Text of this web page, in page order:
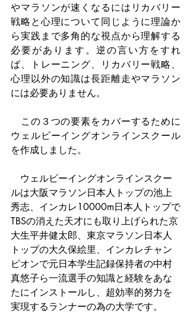
やマラソンが速くなるにはリカバリー
戦略と心理について同じように理論か
ら実践まで多角的な視点から理解する
必要があります。逆の言い方をすれ
ば、トレーニング、リカバリー戦略、
心理以外の知識は長距離走やマラソン
には必要ありません。
この３つの要素をカバーするために
ウェルビーイングオンラインスクール
を作成しました。
ウェルビーイングオンラインスクー
ルは大阪マラソン日本人トップの池上
秀志、インカレ10000m日本人トップで
TBSの消えた天才にも取り上げられた京
大生平井健太郎、東京マラソン日本人
トップの大久保絵里、インカレチャン
ピオンで元日本学生記録保持者の中村
真悠子ら一流選手の知識と経験をあな
たにインストールし、超効率的努力を
実現するランナーの為の大学です。